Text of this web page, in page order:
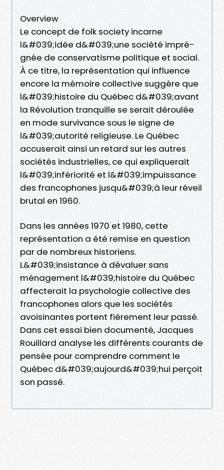
Overview
Le concept de folk society incarne
l&#039;idée d&#039;une société impré­
gnée de conservatisme politique et social.
À ce titre, la représentation qui influence
encore la mémoire collective suggère que
l&#039;histoire du Québec d&#039;avant
la Révolution tranquille se serait déroulée
en mode survivance sous le signe de
l&#039;autorité religieuse. Le Québec
accuserait ainsi un retard sur les autres
sociétés industrielles, ce qui expliquerait
l&#039;infériorité et l&#039;impuis­sance
des francophones jusqu&#039;à leur réveil
brutal en 1960.
Dans les années 1970 et 1980, cette
représentation a été remise en question
par de nombreux historiens.
L&#039;insistance à dévaluer sans
ménagement l&#039;histoire du Québec
affecterait la psychologie collective des
francophones alors que les sociétés
avoisinantes portent fièrement leur passé.
Dans cet essai bien documenté, Jacques
Rouillard analyse les différents courants de
pensée pour comprendre comment le
Québec d&#039;aujourd&#039;hui perçoit
son passé.